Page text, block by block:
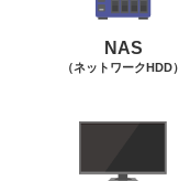
NAS
（ネットワークHDD）